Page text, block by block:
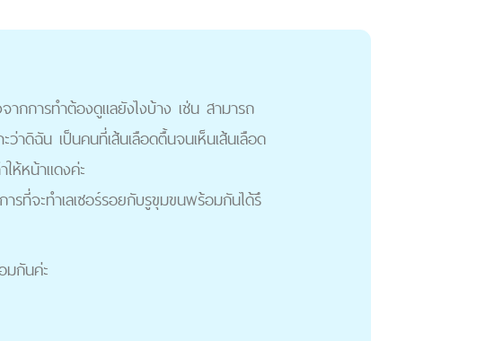
กการทำต้องดูแลยังไงบ้าง เช่น สามารถ
ว่าดิฉัน เป็นคนที่เส้นเลือดตื้นจนเห็นเส้นเลือด
ให้หน้าแดงค่ะ
รที่จะทำเลเซอร์รอยกับรูขุมขนพร้อมกันได้รึ
มกันค่ะ